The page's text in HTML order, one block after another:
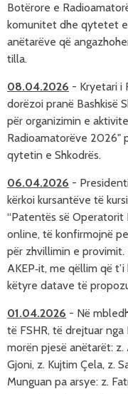
Botërore e Radioamator
komunitet dhe qytetet
anëtarëve që
tilla.
08.04.2026 - Kryetari i
dorëzoi pranë Bashkisë
për organizimin e
Radioamatorëve 2026"
qytetin e Shkodrës.
06.04.2026 -
kërkoi kursantëve të
“Patentës së Operatorit
online, të konfirmojnë
për zhvillimin e
AKEP‑it, me qëllim që
këtyre datave të
01.04.2026 - Në
të FSHR, të drejtuar
morën pjesë anëtarët: z.
Gjoni, z. Kujtim Çela, z.
Munguan pa arsye: z.